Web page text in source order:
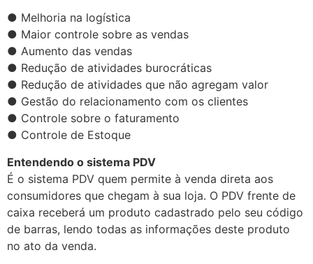
● Melhoria na logística
● Maior controle sobre as vendas
● Aumento das vendas
● Redução de atividades burocráticas
● Redução de atividades que não agregam valor
● Gestão do relacionamento com os clientes
● Controle sobre o faturamento
● Controle de Estoque
Entendendo o sistema PDV
É o sistema PDV quem permite à venda direta aos
consumidores que chegam à sua loja. O PDV frente de
caixa receberá um produto cadastrado pelo seu código
de barras, lendo todas as informações deste produto
no ato da venda.